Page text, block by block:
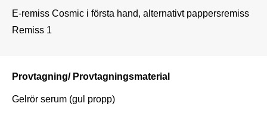
E-remiss Cosmic i första hand, alternativt pappersremiss
Remiss 1
Provtagning/ Provtagningsmaterial
Gelrör serum (gul propp)